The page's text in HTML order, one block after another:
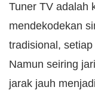
Tuner TV adalah
mendekodekan
tradisional,
Namun seiring
jarak jauh